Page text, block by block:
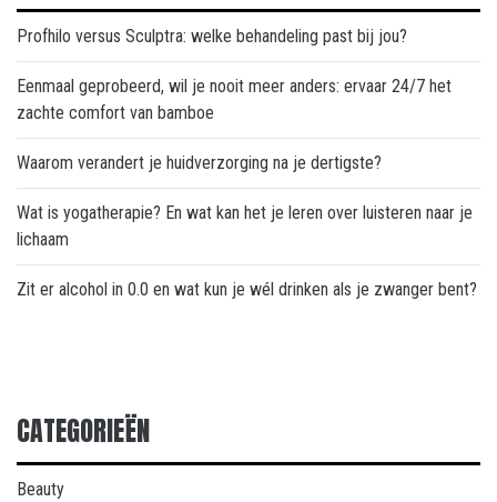
Profhilo versus Sculptra: welke behandeling past bij jou?
Eenmaal geprobeerd, wil je nooit meer anders: ervaar 24/7 het
zachte comfort van bamboe
Waarom verandert je huidverzorging na je dertigste?
Wat is yogatherapie? En wat kan het je leren over luisteren naar je
lichaam
Zit er alcohol in 0.0 en wat kun je wél drinken als je zwanger bent?
CATEGORIEËN
Beauty